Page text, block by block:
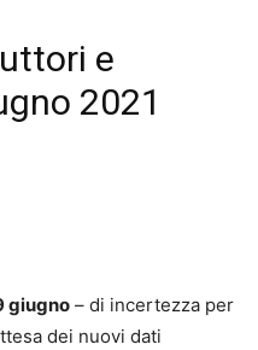
e
2021
giugno – di incertezza per
dei nuovi dati